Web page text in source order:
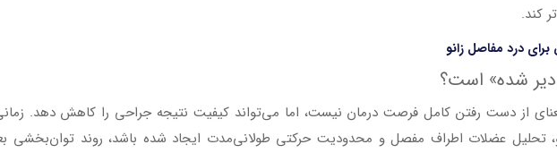
کند.
شده» است؟
از دست رفتن کامل فرصت درمان نیست، اما می‌تواند کیفیت نتیجه جراحی را کاهش دهد.
تحلیل عضلات اطراف مفصل و محدودیت حرکتی طولانی‌مدت ایجاد شده باشد، روند توان‌بخشی